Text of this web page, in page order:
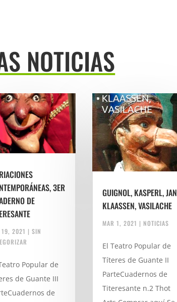
NOTICIAS
3ER
DE
19, 2021 |SIN
Popular de
de Guante III
de
GUIGNOL, KASPERL, JAN
KLAASSEN, VASILACHE
MAR 1, 2021 | NOTICIAS
El Teatro Popular de
Títeres de Guante II
ParteCuadernos de
Titeresante n.2 Thot